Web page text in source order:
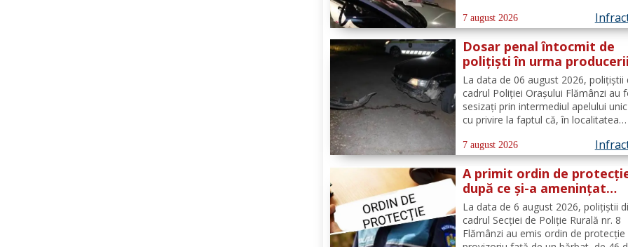
cercetată pentru comiterea
conducerea unui vehicul sub
alcoolului. În urma...
7 august 2026
Dosar penal întocmit de
polițiști în urma producerii
unui accidenr. Un șofer
lovit un cap de pod
La data de 06 august 2026, polițiștii
cadrul Poliției Orașului Flămânzi au
sesizați prin intermediul apelului
cu privire la faptul că, în localitatea
Din verificări a reieșit faptul că, în
se deplasa pe strada Tulburea din
7 august 2026
A primit ordin de
după ce și-a amenințat
partenera printr-o
de mesagerie
La data de 6 august 2026, polițiștii
cadrul Secției de Poliție Rurală nr. 8
Flămânzi au emis ordin de protecție